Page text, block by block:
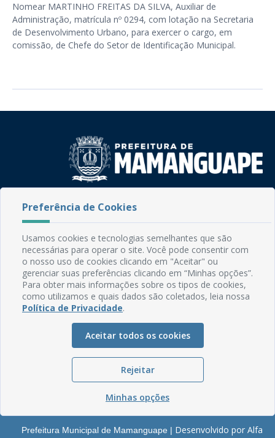
Nomear MARTINHO FREITAS DA SILVA, Auxiliar de
Administração, matrícula nº 0294, com lotação na Secretaria
de Desenvolvimento Urbano, para exercer o cargo, em
comissão, de Chefe do Setor de Identificação Municipal.
Rua do Imperador, 78, Centro
Email: comunicacao@mamanguape.pb.gov.br
Expediente: Segunda à Sexta, das 08h às 13h
Mapa do Site
Perguntas frequentes
Glossário
Serviços Internos
Prefeitura Municipal de Mamanguape | Desenvolvido por Alfa
Preferência de Cookies
Usamos cookies e tecnologias semelhantes que são
necessárias para operar o site. Você pode consentir com
o nosso uso de cookies clicando em "Aceitar" ou
gerenciar suas preferências clicando em “Minhas opções”.
Para obter mais informações sobre os tipos de cookies,
como utilizamos e quais dados são coletados, leia nossa
Política de Privacidade.
Aceitar todos os cookies
Rejeitar
Minhas opções